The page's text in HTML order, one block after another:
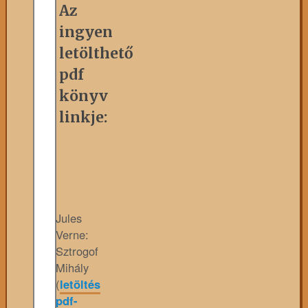
Az
ingyen
letölthető
pdf
könyv
linkje:
Jules
Verne:
Sztrogof
Mihály
(letöltés
pdf-